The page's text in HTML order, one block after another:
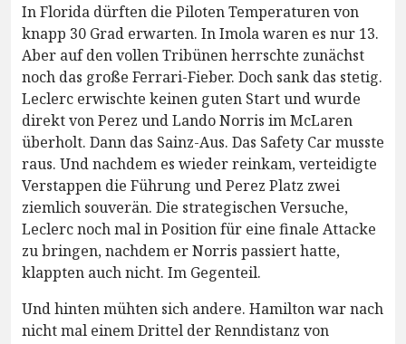
In Florida dürften die Piloten Temperaturen von
knapp 30 Grad erwarten. In Imola waren es nur 13.
Aber auf den vollen Tribünen herrschte zunächst
noch das große Ferrari-Fieber. Doch sank das stetig.
Leclerc erwischte keinen guten Start und wurde
direkt von Perez und Lando Norris im McLaren
überholt. Dann das Sainz-Aus. Das Safety Car musste
raus. Und nachdem es wieder reinkam, verteidigte
Verstappen die Führung und Perez Platz zwei
ziemlich souverän. Die strategischen Versuche,
Leclerc noch mal in Position für eine finale Attacke
zu bringen, nachdem er Norris passiert hatte,
klappten auch nicht. Im Gegenteil.
Und hinten mühten sich andere. Hamilton war nach
nicht mal einem Drittel der Renndistanz von